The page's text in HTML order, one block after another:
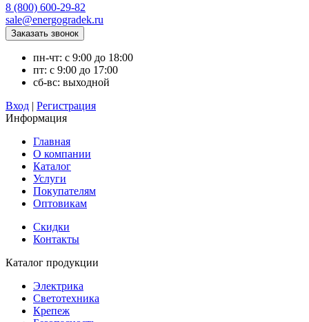
8 (800) 600-29-82
sale@energogradek.ru
пн-чт: с 9:00 до 18:00
пт: с 9:00 до 17:00
сб-вс: выходной
Вход | Регистрация
Информация
Главная
О компании
Каталог
Услуги
Покупателям
Оптовикам
Скидки
Контакты
Каталог продукции
Электрика
Светотехника
Крепеж